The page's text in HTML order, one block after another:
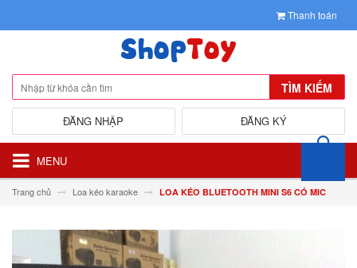
Thanh toán
TÌM KIẾM
ĐĂNG KÝ
ĐĂNG NHẬP
MENU
Trang chủ Loa kéo karaoke LOA KÉO BLUETOOTH MINI S6 CÓ MIC